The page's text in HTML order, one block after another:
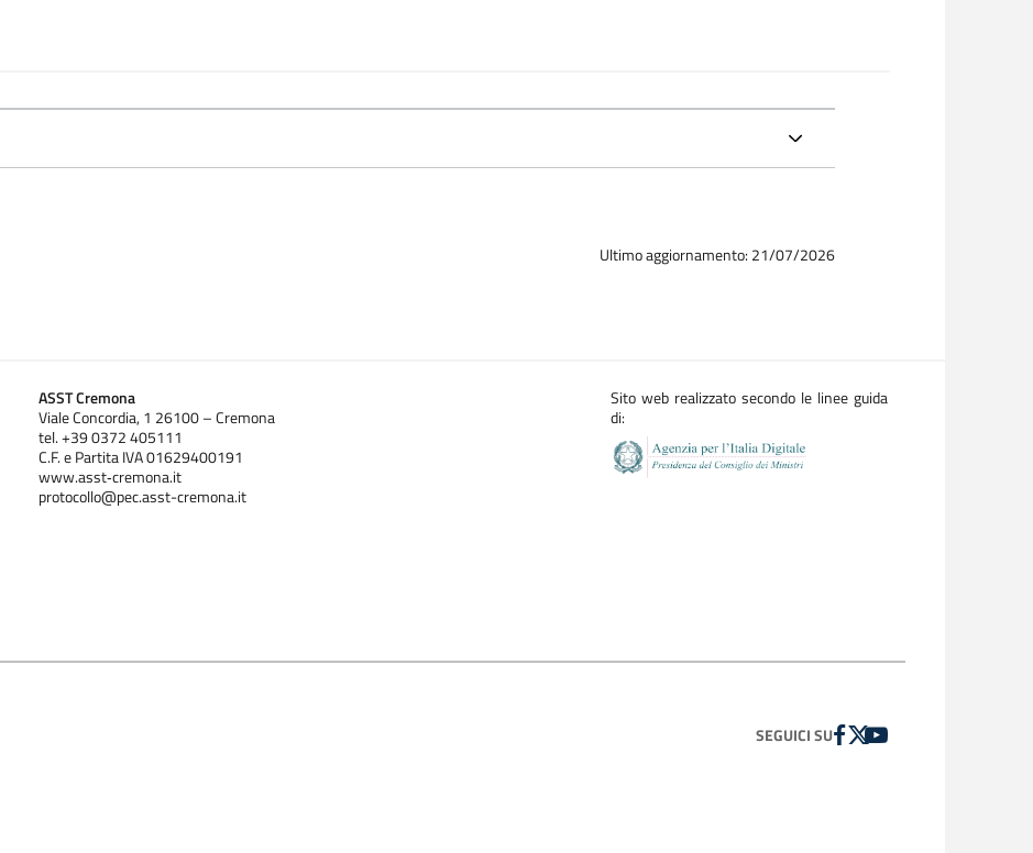
Ultimo aggiornamento: 21/07/2026
ASST Cremona
Viale Concordia, 1 26100 – Cremona
tel. +39 0372 405111
C.F. e Partita IVA 01629400191
www.asst‐cremona.it
protocollo@pec.asst-cremona.it
Sito web realizzato secondo le linee guida
di:
SEGUICI SUFACEBOOK
TWITTER
YOUTUBE